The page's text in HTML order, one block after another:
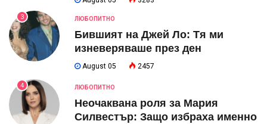
3 ЛЮБОПИТНО
Бившият на Джей Ло: Тя ми
изневеряваше през ден
August 05 2457
4 ЛЮБОПИТНО
Неочаквана роля за Мария
Силвестър: Защо избраха именно